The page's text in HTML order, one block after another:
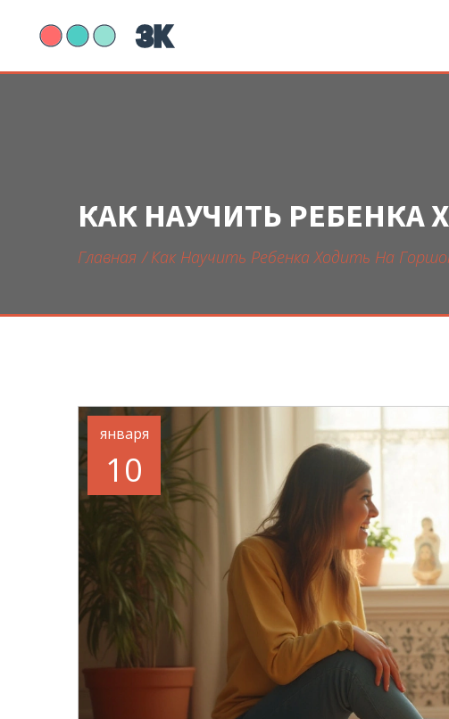
КАК НАУЧИТЬ
Главная Как Научить Ребенка Ходить На
января
10